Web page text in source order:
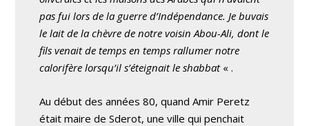
pas fui lors de la guerre d’Indépendance. Je buvais
le lait de la chèvre de notre voisin Abou-Ali, dont le
fils venait de temps en temps rallumer notre
calorifère lorsqu’il s’éteignait le shabbat« .
Au début des années 80, quand Amir Peretz
était maire de Sderot, une ville qui penchait